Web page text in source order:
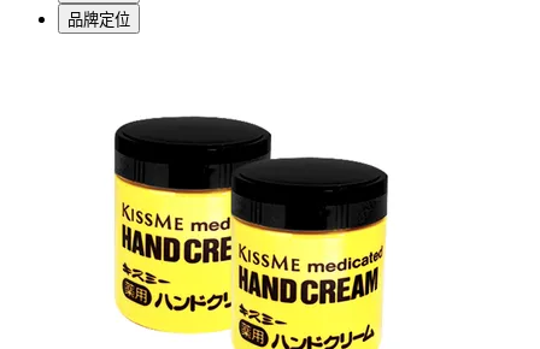
品牌定位